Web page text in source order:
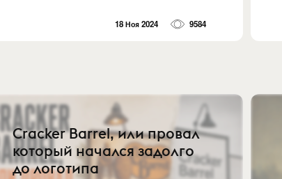
18 Ноя 2024 9584
Cracker Barrel, или провал
который начался задолго
до логотипа